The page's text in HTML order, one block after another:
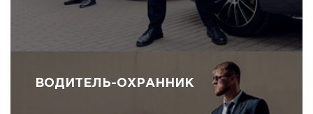
ВОДИТЕЛЬ-ОХРАННИК